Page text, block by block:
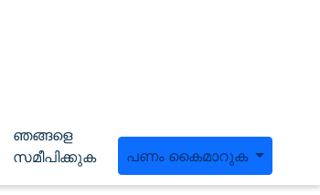
ഞങ്ങളെ
സമീപിക്കുക
പണം കൈമാറുക